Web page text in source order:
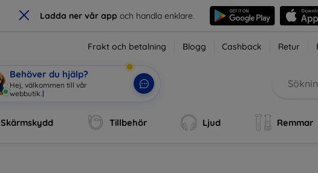
× Ladda ner vår app och handla enklare.
Frakt och betalning Blogg Cashback Retur
Behöver du hjälp?
Hej, välkommen till vår
webbuti|
Skärmskydd Tillbehör Ljud Remmar